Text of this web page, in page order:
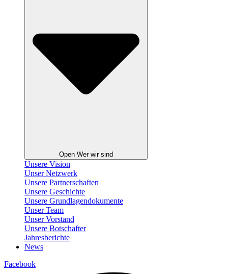
Open Wer wir sind
Unsere Vision
Unser Netzwerk
Unsere Partnerschaften
Unsere Geschichte
Unsere Grundlagendokumente
Unser Team
Unser Vorstand
Unsere Botschafter
Jahresberichte
News
Facebook